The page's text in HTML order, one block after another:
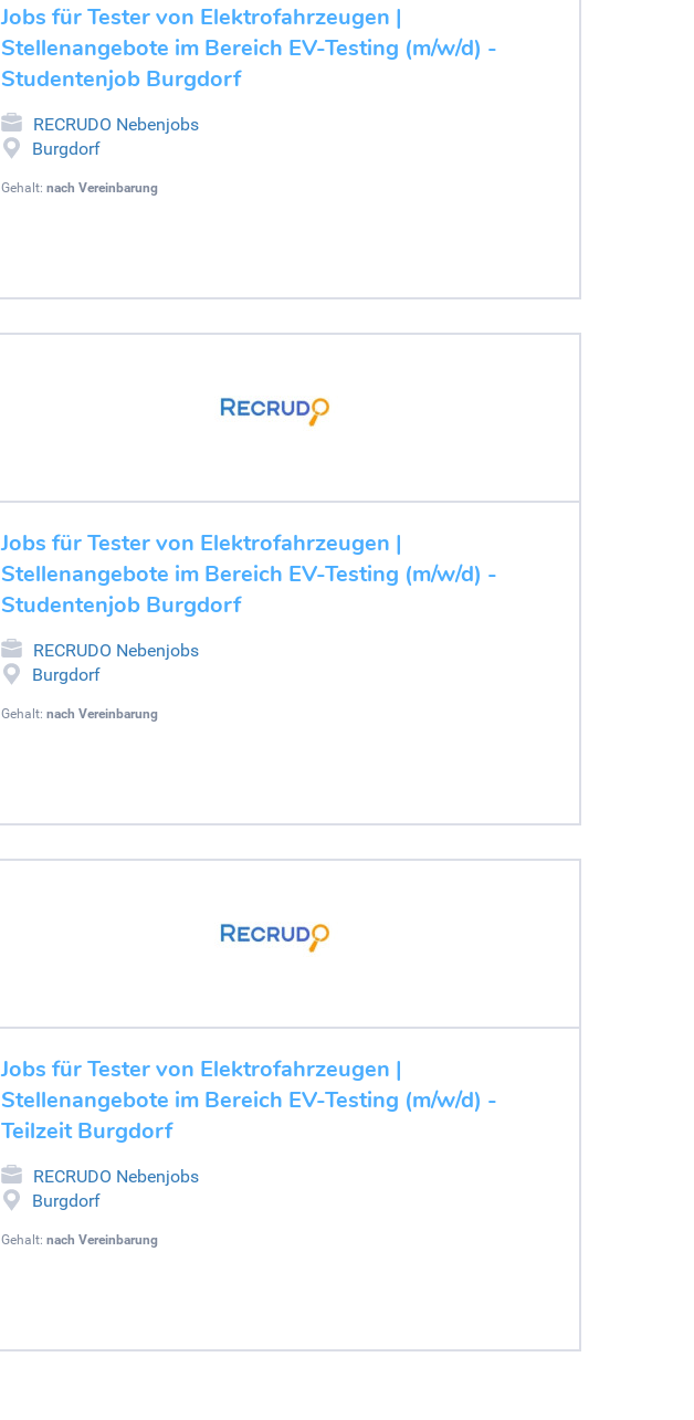
Jobs für Tester von Elektrofahrzeugen |
Stellenangebote im Bereich EV-Testing (m/w/d) -
Studentenjob Burgdorf
RECRUDO Nebenjobs
Burgdorf
Gehalt: nach Vereinbarung
Jobs für Tester von Elektrofahrzeugen |
Stellenangebote im Bereich EV-Testing (m/w/d) -
Studentenjob Burgdorf
RECRUDO Nebenjobs
Burgdorf
Gehalt: nach Vereinbarung
Jobs für Tester von Elektrofahrzeugen |
Stellenangebote im Bereich EV-Testing (m/w/d) -
Teilzeit Burgdorf
RECRUDO Nebenjobs
Burgdorf
Gehalt: nach Vereinbarung